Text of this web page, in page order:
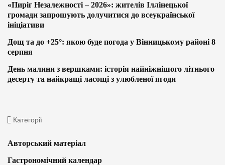
«Пиріг Незалежності – 2026»: жителів Іллінецької
громади запрошують долучитися до всеукраїнської
ініціативи
Дощ та до +25°: якою буде погода у Вінницькому районі 8
серпня
День малини з вершками: історія найніжнішого літнього
десерту та найкращі ласощі з улюбленої ягоди
Категорії
Авторський матеріал
Гастрономічний календар